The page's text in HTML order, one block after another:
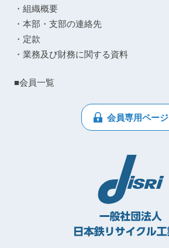
・組織概要
・本部・支部の連絡先
・定款
・業務及び財務に関する資料
■会員一覧
会員専用ページ